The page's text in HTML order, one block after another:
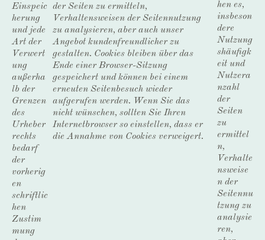
Einspeic
herung
und jede
Art der
Verwert
ung
außerha
lb der
Grenzen
des
Urheber
rechts
bedarf
der
vorherig
en
schriftlic
hen
Zustim
mung
der Seiten zu ermitteln,
Verhaltensweisen der Seitennutzung
zu analysieren, aber auch unser
Angebot kundenfreundlicher zu
gestalten. Cookies bleiben über das
Ende einer Browser-Sitzung
gespeichert und können bei einem
erneuten Seitenbesuch wieder
aufgerufen werden. Wenn Sie das
nicht wünschen, sollten Sie Ihren
Internetbrowser so einstellen, dass er
die Annahme von Cookies verweigert.
hen es,
insbeson
dere
Nutzung
shäufigk
eit und
Nutzera
nzahl
der
Seiten
zu
ermittel
n,
Verhalte
nsweise
n der
Seitennu
tzung zu
analysie
ren,